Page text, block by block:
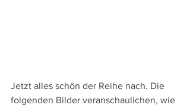
Jetzt alles schön der Reihe nach. Die
folgenden Bilder veranschaulichen, wie